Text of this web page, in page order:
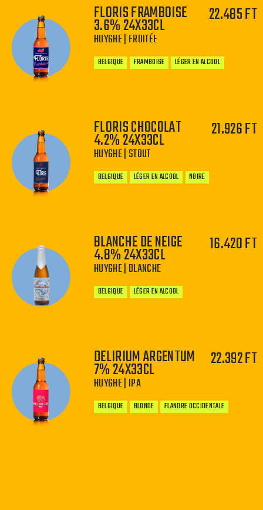
− +
FLORIS FRAMBOISE
3.6% 24X33CL
HUYGHE | FRUITÉE
22.485 FT
BELGIQUE FRAMBOISE LÉGER EN ALCOOL
− +
FLORIS CHOCOLAT
4.2% 24X33CL
HUYGHE | STOUT
21.926 FT
BELGIQUE LÉGER EN ALCOOL NOIRE
− +
BLANCHE DE NEIGE
4.8% 24X33CL
HUYGHE | BLANCHE
16.420 FT
BELGIQUE LÉGER EN ALCOOL
−
DELIRIUM ARGENTUM
7% 24X33CL
HUYGHE | IPA
22.392 FT
BELGIQUE BLONDE FLANDRE OCCIDENTALE